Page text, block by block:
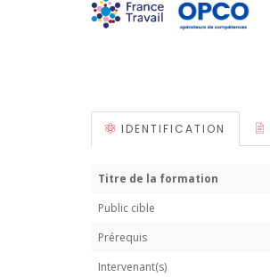
IDENTIFICATION
Titre de la formation
Public cible
Prérequis
Intervenant(s)